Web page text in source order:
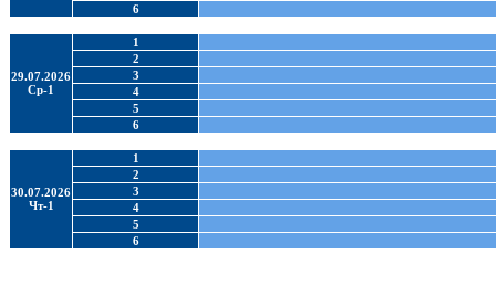
6
29.07.2026
Ср-1
1
2
3
4
5
6
30.07.2026
Чт-1
1
2
3
4
5
6